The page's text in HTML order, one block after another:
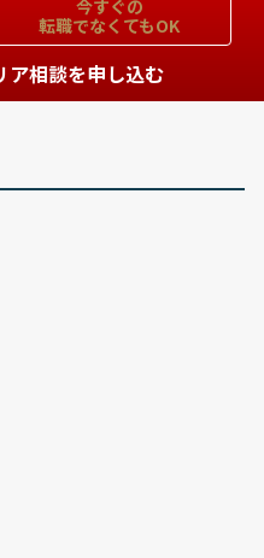
今すぐの
転職でなくてもOK
ア相談を申し込む